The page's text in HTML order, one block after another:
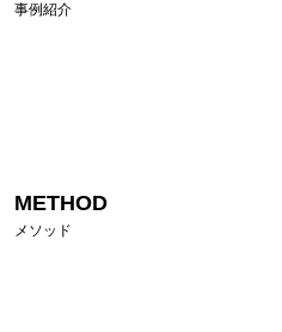
事例紹介
METHOD
メソッド